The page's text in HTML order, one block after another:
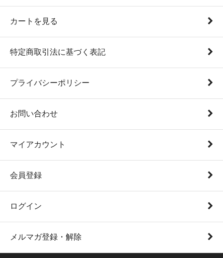
カートを見る
特定商取引法に基づく表記
プライバシーポリシー
お問い合わせ
マイアカウント
会員登録
ログイン
メルマガ登録・解除